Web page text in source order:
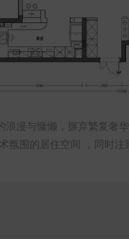
浪漫与慵懒，摒弃繁复
氛围的居住空间 ，同时